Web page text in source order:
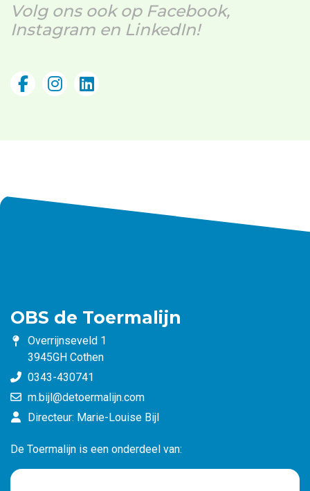
Volg ons ook op Facebook,
Instagram en LinkedIn!
OBS de Toermalijn
Overrijnseveld 1
3945GH Cothen
0343-430741
m.bijl@detoermalijn.com
Directeur: Marie-Louise Bijl
De Toermalijn is een onderdeel van: